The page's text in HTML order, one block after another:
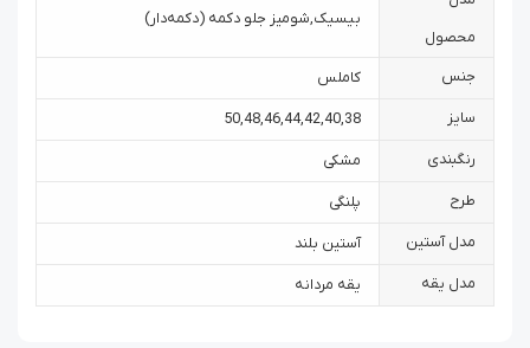
محصول
بیسیک,شومیز جلو دکمه (دکمه‌دار)
جنس کاملس
سایز 38
,
40
,
42
,
44
,
46
,
48
,
50
رنگبندی مشکی
طرح پلنگی
مدل آستین آستین بلند
مدل یقه یقه مردانه